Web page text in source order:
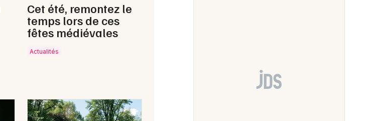
Cet été, remontez le
temps lors de ces
fêtes médiévales
Actualités